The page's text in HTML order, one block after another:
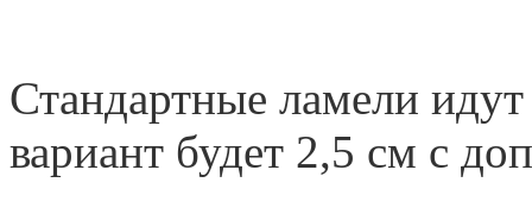
Стандартные ламели
вариант будет 2,5 см с